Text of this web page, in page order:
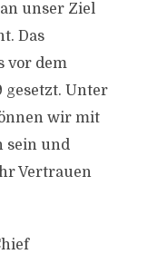
unser Ziel
Das
vor dem
gesetzt. Unter
wir mit
sein und
Vertrauen